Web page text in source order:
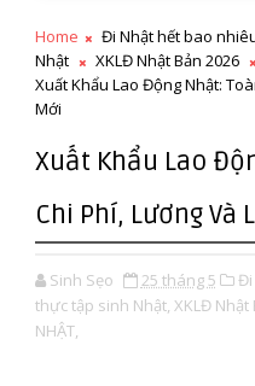
Home Đi Nhật hết bao
Nhật
XKLĐ Nhật Bản 2026
Xuất Khẩu Lao Động Nhật:
Mới
Xuất Khẩu Lao
Chi Phí, Lương Và
Sinh Sẹo 25 tháng 5 Đi
thực tập sinh Nhật, XKLĐ Nhật
NHẬT,